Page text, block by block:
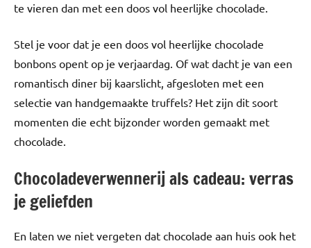
te vieren dan met een doos vol heerlijke chocolade.
Stel je voor dat je een doos vol heerlijke chocolade
bonbons opent op je verjaardag. Of wat dacht je van een
romantisch diner bij kaarslicht, afgesloten met een
selectie van handgemaakte truffels? Het zijn dit soort
momenten die echt bijzonder worden gemaakt met
chocolade.
Chocoladeverwennerij als cadeau: verras
je geliefden
En laten we niet vergeten dat chocolade aan huis ook het